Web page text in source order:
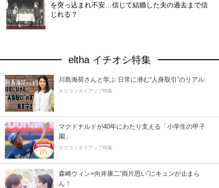
を突っ込まれ不安…信じて結婚した夫の過去まで信
じれる？
eltha イチオシ特集
川島海荷さんと学ぶ 日常に潜む“人身取引”のリアル
オリコンタイアップ特集
マクドナルドが40年にわたり支える「小学生の甲子
園」
オリコンタイアップ特集
森崎ウィン×向井康二“両片思い”にキュンが止まら
ん！